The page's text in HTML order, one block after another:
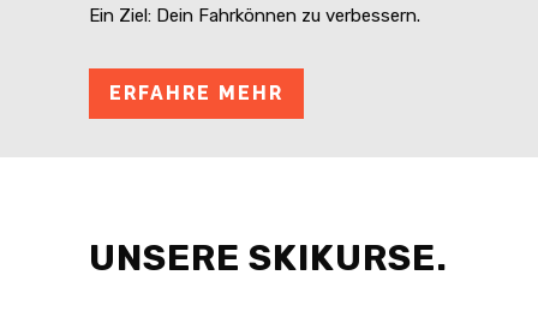
Ein Ziel: Dein Fahrkönnen zu verbessern.
ERFAHRE MEHR
UNSERE SKIKURSE.